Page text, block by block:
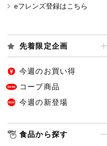
アレルゲン情報
eフレンズ登録はこちら
先着限定企画
今週のお買い得
コープ商品
今週の新登場
食品から探す